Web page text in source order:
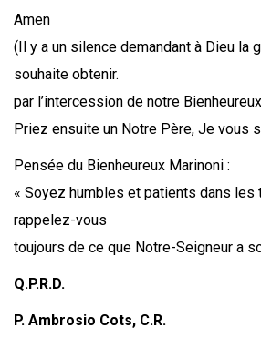
Amen
(Il y a un silence demandant à Dieu la
souhaite obtenir.
par l’intercession de notre
Priez ensuite un Notre Père, Je vous
Pensée du Bienheureux Marinoni :
« Soyez humbles et patients dans les
rappelez-vous
toujours de ce que Notre-Seigneur a
Q.P.R.D.
P. Ambrosio Cots, C.R.